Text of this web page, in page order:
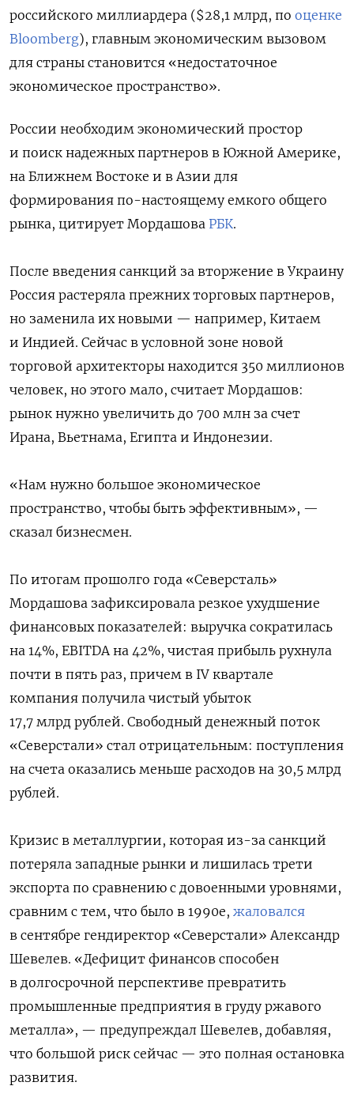
российского миллиардера ($28,1 млрд, по оценке
Bloomberg), главным экономическим вызовом
для страны становится «недостаточное
экономическое пространство».
России необходим экономический простор
и поиск надежных партнеров в Южной Америке,
на Ближнем Востоке и в Азии для
формирования по-настоящему емкого общего
рынка, цитирует Мордашова РБК.
После введения санкций за вторжение в Украину
Россия растеряла прежних торговых партнеров,
но заменила их новыми — например, Китаем
и Индией. Сейчас в условной зоне новой
торговой архитекторы находится 350 миллионов
человек, но этого мало, считает Мордашов:
рынок нужно увеличить до 700 млн за счет
Ирана, Вьетнама, Египта и Индонезии.
«Нам нужно большое экономическое
пространство, чтобы быть эффективным», —
сказал бизнесмен.
По итогам прошолго года «Северсталь»
Мордашова зафиксировала резкое ухудшение
финансовых показателей: выручка ⁠сократилась
на 14%, EBITDA ‌на 42%, чистая прибыль рухнула
почти в пять раз, причем в IV квартале
компания получила чистый убыток
17,7 млрд рублей. Свободный денежный поток
«Северстали» стал отрицательным: поступления
на счета оказались меньше расходов на 30,5 млрд
рублей.
Кризис в металлургии, которая из-за санкций
потеряла западные рынки и лишилась трети
экспорта по сравнению с довоенными уровнями,
сравним с тем, что было в 1990е, жаловался
в сентябре гендиректор «Северстали» Александр
Шевелев. «Дефицит финансов способен
в долгосрочной перспективе превратить
промышленные предприятия в груду ржавого
металла», — предупреждал Шевелев, добавляя,
что большой риск сейчас — это полная остановка
развития.